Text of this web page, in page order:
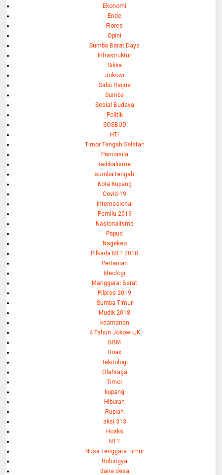
Ekonomi
Ende
Flores
Opini
Sumba Barat Daya
Infrastruktur
Sikka
Jokowi
Sabu Raijua
Sumba
Sosial Budaya
Politik
SOSBUD
HTI
Timor Tengah Selatan
Pancasila
radikalisme
sumba tengah
Kota Kupang
Covid-19
Internasional
Pemilu 2019
Nasionalisme
Papua
Nagekeo
Pilkada NTT 2018
Pertanian
Ideologi
Manggarai Barat
Pilpres 2019
Sumba Timur
Mudik 2018
keamanan
4 Tahun Jokowi-JK
BBM
Hoax
Teknologi
Olahraga
Timor
kupang
Hiburan
Rupiah
aksi 313
Hoaks
NTT
Nusa Tenggara Timur
Rohingya
dana desa